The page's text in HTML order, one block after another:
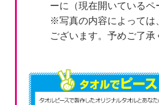
ーに（現在開いているペ
※写真の内容によっては
ございます。予めご了承